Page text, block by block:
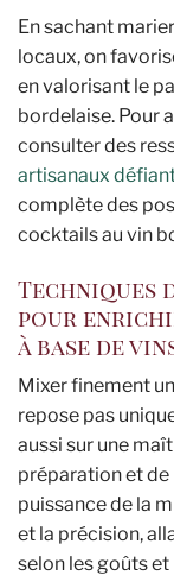
En sachant
locaux, on
en valorisant le
bordelaise. Pour
consulter des
artisanaux
complète des
cocktails au vin
Techniques
pour
à base de
Mixer finement
repose pas
aussi sur une
préparation et de
puissance de la
et la précision,
selon les goûts